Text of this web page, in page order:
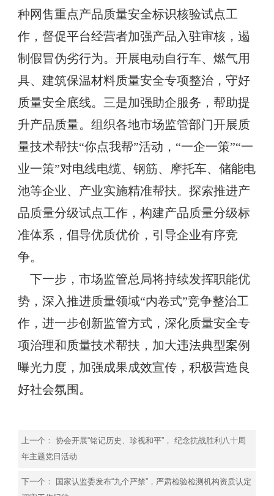
种网售重点产品质量安全标识核验试点工
作，督促平台经营者加强产品入驻审核，遏
制假冒伪劣行为。开展电动自行车、燃气用
具、建筑保温材料质量安全专项整治，守好
质量安全底线。三是加强助企服务，帮助提
升产品质量。组织各地市场监管部门开展质
量技术帮扶“你点我帮”活动，“一企一策”“一
业一策”对电线电缆、钢筋、摩托车、储能电
池等企业、产业实施精准帮扶。探索推进产
品质量分级试点工作，构建产品质量分级标
准体系，倡导优质优价，引导企业有序竞
争。
下一步，市场监管总局将持续发挥职能优
势，深入推进质量领域“内卷式”竞争整治工
作，进一步创新监管方式，深化质量安全专
项治理和质量技术帮扶，加大违法典型案例
曝光力度，加强成果成效宣传，积极营造良
好社会氛围。
上一个：协会开展“铭记历史、珍视和平”， 纪念抗战胜利八十周
年主题党日活动
下一个： 国家认监委发布“九个严禁”，严肃检验检测机构资质认定